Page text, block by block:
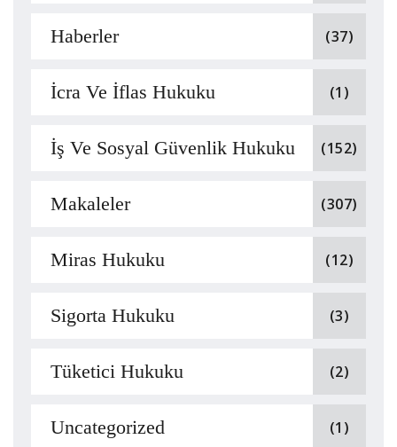
Haberler (37)
İcra Ve İflas Hukuku (1)
İş Ve Sosyal Güvenlik Hukuku (152)
Makaleler (307)
Miras Hukuku (12)
Sigorta Hukuku (3)
Tüketici Hukuku (2)
Uncategorized (1)